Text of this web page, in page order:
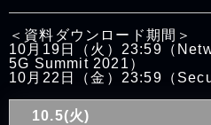
＜資料ダウンロード期間＞
10月19日（火）23:59（
5G Summit 2021）
10月22日（金）23:59（
10.5(火)